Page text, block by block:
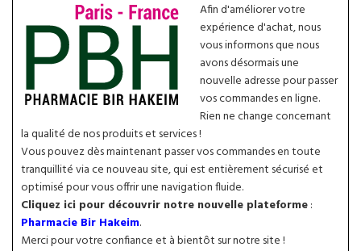
Afin d'améliorer votre
expérience d'achat, nous
vous informons que nous
avons désormais une
nouvelle adresse pour passer
vos commandes en ligne.
Rien ne change concernant
la qualité de nos produits et services !
Vous pouvez dès maintenant passer vos commandes en toute
tranquillité via ce nouveau site, qui est entièrement sécurisé et
optimisé pour vous offrir une navigation fluide.
Cliquez ici pour découvrir notre nouvelle plateforme:
Pharmacie Bir Hakeim.
Merci pour votre confiance et à bientôt sur notre site !